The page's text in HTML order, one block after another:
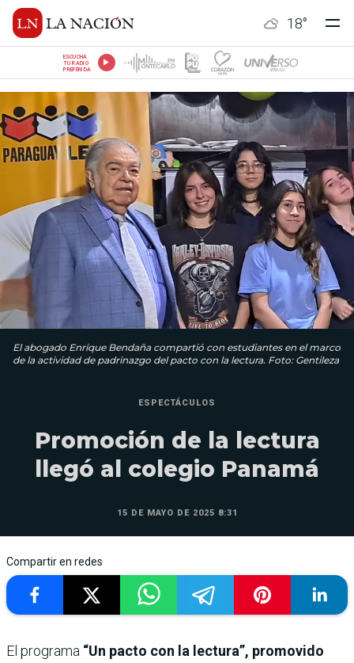
18°
ESCUCHÁ
TU RADIO
PREFERIDA
El abogado Enrique Bendaña compartió con estudiantes en el marco
de la actividad de padrinazgo del pacto con la lectura. Foto: Gentileza
ESPECTÁCULOS
Promoción de la lectura
llegó al colegio Panamá
15 DE MAYO DE 2025 8:31
Compartir en redes
El programa “Un pacto con la lectura”, promovido